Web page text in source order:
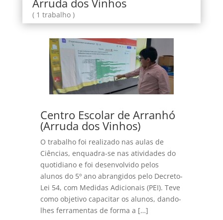
Arruda dos Vinhos
( 1 trabalho )
Centro Escolar de Arranhó
(Arruda dos Vinhos)
O trabalho foi realizado nas aulas de
Ciências, enquadra-se nas atividades do
quotidiano e foi desenvolvido pelos
alunos do 5º ano abrangidos pelo Decreto-
Lei 54, com Medidas Adicionais (PEI). Teve
como objetivo capacitar os alunos, dando-
lhes ferramentas de forma a […]